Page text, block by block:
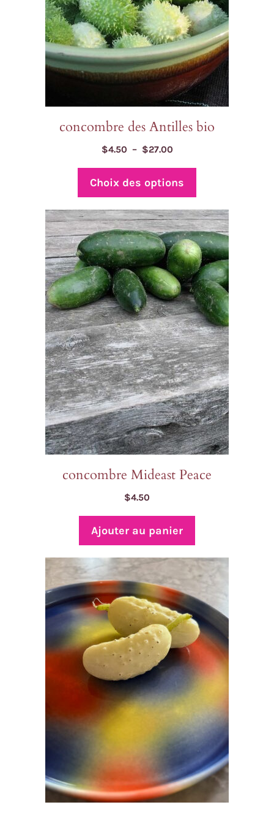
concombre des Antilles bio
$4.50 – $27.00Plage
prix :
à
$27.00
Choix des options
choisies
produit
concombre Mideast Peace
$4.50
Ajouter au panier